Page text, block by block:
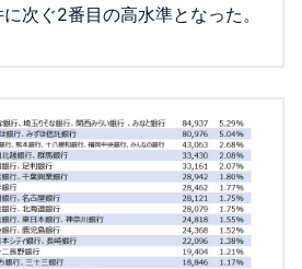
次ぐ2番目の高水準となった。